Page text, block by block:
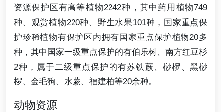
资源保护区有高等植物2242种，其中药用植物749
种、观赏植物220种、野生水果101种，国家重点保
护珍稀植物有保护区内拥有国家重点保护植物20多
种，其中国家一级重点保护的有伯乐树、南方红豆杉
2种，属于二级重点保护的有苏铁蕨、桫椤、黑桫
椤、金毛狗、水蕨、福建柏等20余种。
动物资源